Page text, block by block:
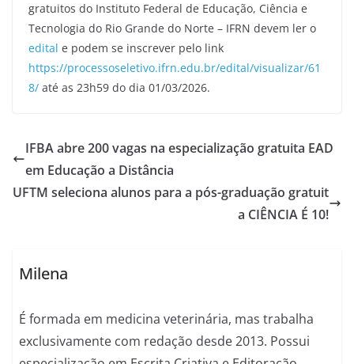
gratuitos do Instituto Federal de Educação, Ciência e
Tecnologia do Rio Grande do Norte – IFRN devem ler o
edital e podem se inscrever pelo link
https://processoseletivo.ifrn.edu.br/edital/visualizar/61
8/ até as 23h59 do dia 01/03/2026.
IFBA abre 200 vagas na especialização gratuita EAD
em Educação a Distância
UFTM seleciona alunos para a pós-graduação gratuit
a CIÊNCIA É 10!
Milena
É formada em medicina veterinária, mas trabalha
exclusivamente com redação desde 2013. Possui